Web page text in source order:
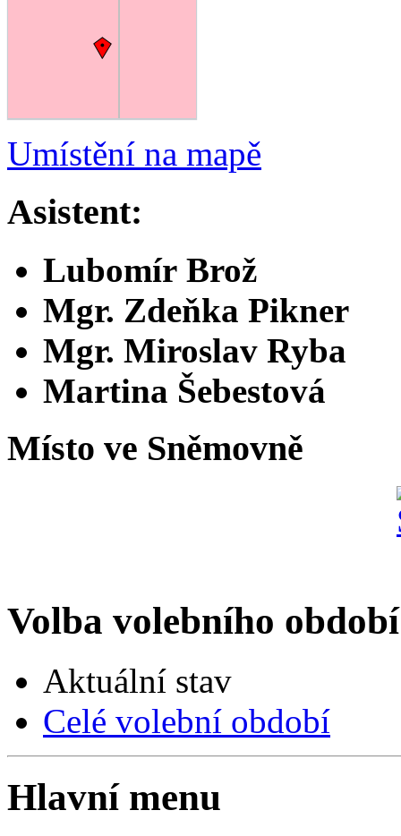
Umístění na mapě
Asistent:
Lubomír Brož
Mgr. Zdeňka Pikner
Mgr. Miroslav Ryba
Martina Šebestová
Místo ve Sněmovně
Volba volebního období
Aktuální stav
Celé volební období
Hlavní menu